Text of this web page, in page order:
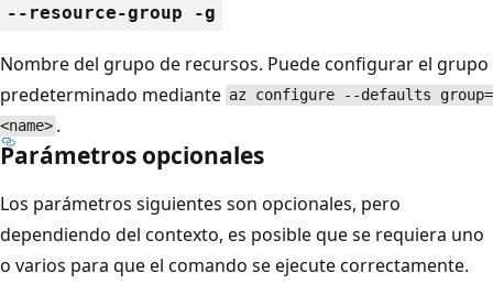
--resource-group -g
Nombre del grupo de recursos. Puede configurar el grupo
predeterminado mediante az configure --defaults group=
<name> .
Parámetros opcionales
Los parámetros siguientes son opcionales, pero
dependiendo del contexto, es posible que se requiera uno
o varios para que el comando se ejecute correctamente.